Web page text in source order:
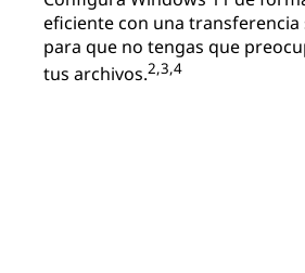
eficiente con una transferencia
para que no tengas que
tus archivos.2,3,4